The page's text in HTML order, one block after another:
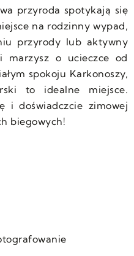
przyroda spotykają się
na rodzinny wypad,
przyrody lub aktywny
marzysz o ucieczce od
spokoju Karkonoszy,
to idealne miejsce.
i doświadczcie zimowej
biegowych!